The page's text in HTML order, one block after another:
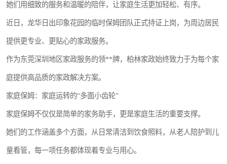
她们用细致的服务和温暖的陪伴，让家庭生活更加轻松、有序。
近日，龙华日出印象花园的临时保姆团队正式持证上岗，为周边居民
提供更专业、更贴心的家政服务。
作为东莞深圳地区家政服务的领**牌，柏林家政始终致力于为每个家
庭提供高品质的家政解决方案。
家庭保姆：家庭运转的“多面小齿轮”
家庭保姆不仅仅是简单的家务助手，更是家庭生活的重要支撑。
她们的工作涵盖多个方面，从日常清洁到饮食照料，从老人陪护到儿
童看管，每一项任务都体现着专业与用心。